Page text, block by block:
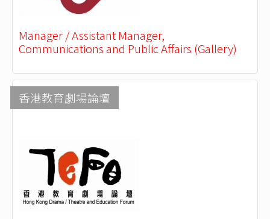
Manager / Assistant Manager,
Communications and Public Affairs (Gallery)
香港教育劇場論壇